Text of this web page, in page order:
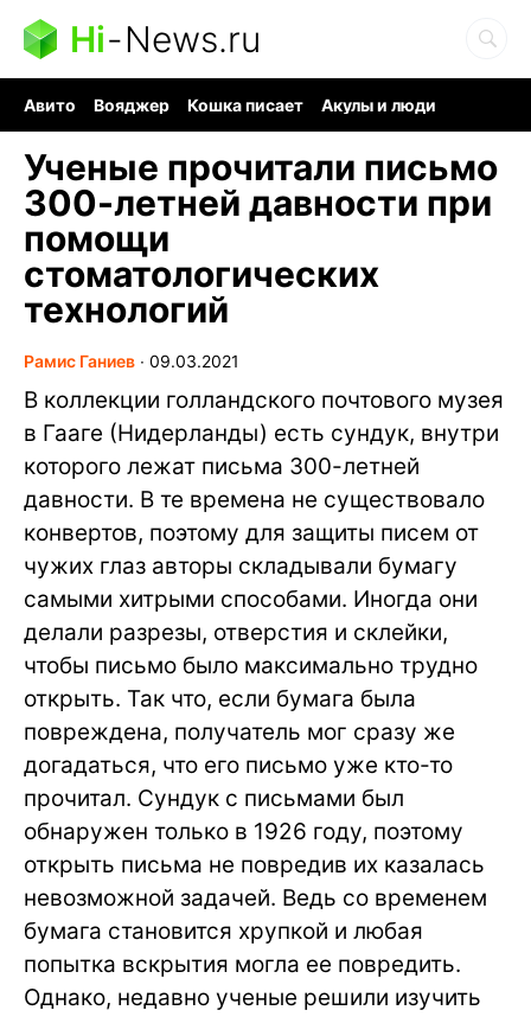
Hi-News.ru
Авито Вояджер Кошка писает
Акулы и люди
Ученые прочитали письмо
300-летней давности при
помощи
стоматологических
технологий
Рамис Ганиев ∙ 09.03.2021
В коллекции голландского почтового музея
в Гааге (Нидерланды) есть сундук, внутри
которого лежат письма 300-летней
давности. В те времена не существовало
конвертов, поэтому для защиты писем от
чужих глаз авторы складывали бумагу
самыми хитрыми способами. Иногда они
делали разрезы, отверстия и склейки,
чтобы письмо было максимально трудно
открыть. Так что, если бумага была
повреждена, получатель мог сразу же
догадаться, что его письмо уже кто-то
прочитал. Сундук с письмами был
обнаружен только в 1926 году, поэтому
открыть письма не повредив их казалась
невозможной задачей. Ведь со временем
бумага становится хрупкой и любая
попытка вскрытия могла ее повредить.
Однако, недавно ученые решили изучить